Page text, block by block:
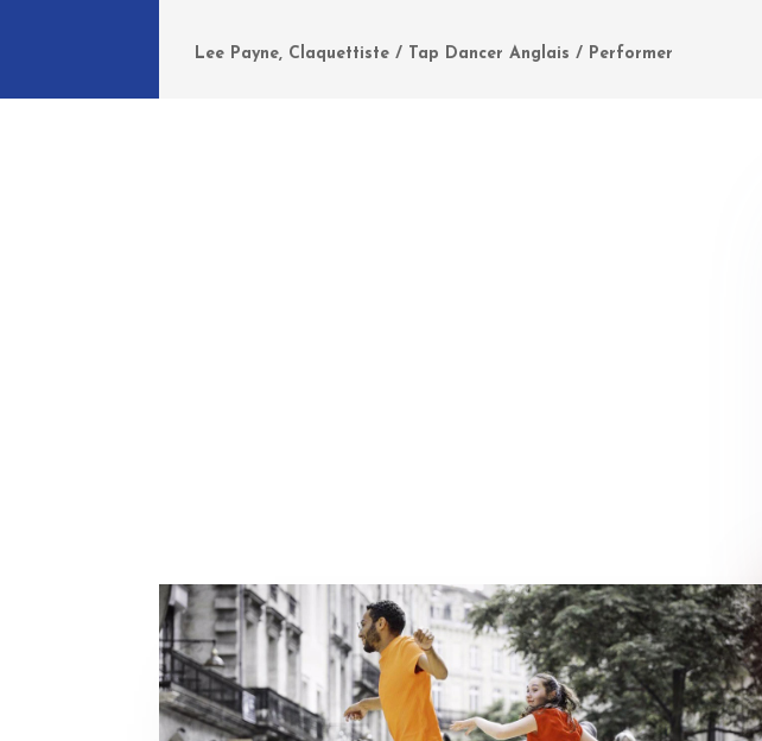
Lee Payne, Claquettiste / Tap Dancer Anglais / Performer